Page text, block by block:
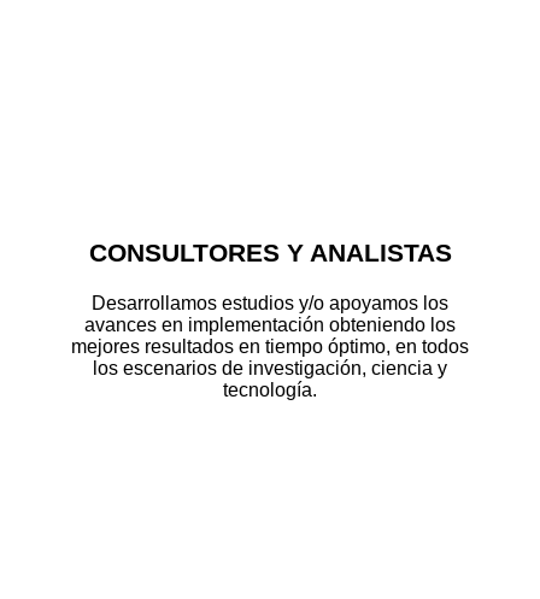
CONSULTORES Y ANALISTAS
Desarrollamos estudios y/o apoyamos los
avances en implementación obteniendo los
mejores resultados en tiempo óptimo, en todos
los escenarios de investigación, ciencia y
tecnología.